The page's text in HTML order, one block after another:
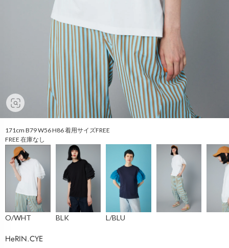
171cm B79 W56 H86 着用サイズFREE
FREE 在庫なし
O/WHT BLK L/BLU
HeRIN.CYE